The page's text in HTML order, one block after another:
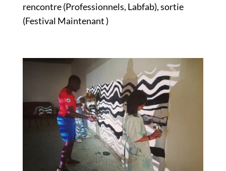
rencontre (Professionnels, Labfab), sortie
(Festival Maintenant )